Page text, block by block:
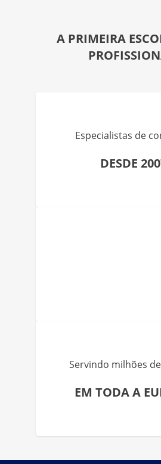
A PRIMEIRA
Especialistas de
DESDE
Servindo milhões
EM TODA A